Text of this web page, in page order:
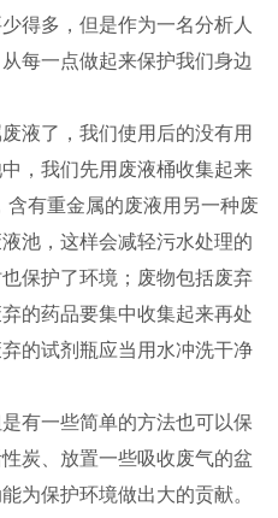
得多，但是作为一名分析人
每一点做起来保护我们身边
液了，我们使用后的没有用
，我们先用废液桶收集起来
有重金属的废液用另一种废
池，这样会减轻污水处理的
保护了环境；废物包括废弃
的药品要集中收集起来再处
的试剂瓶应当用水冲洗干净
有一些简单的方法也可以保
炭、放置一些吸收废气的盆
为保护环境做出大的贡献。